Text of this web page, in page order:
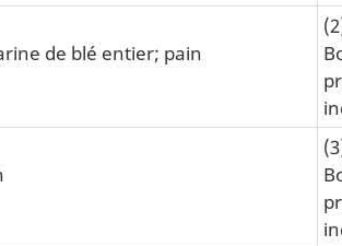
de blé entier; pain